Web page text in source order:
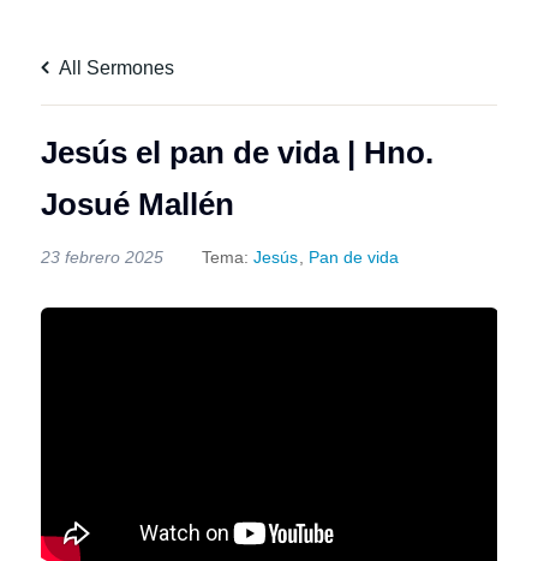
All Sermones
Jesús el pan de vida | Hno.
Josué Mallén
23 febrero 2025 Tema: Jesús Pan de vida